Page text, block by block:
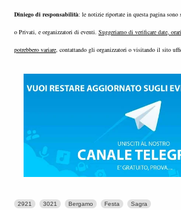
Diniego di responsabilità: le notizie riportate in questa pagina
o Privati, e organizzatori di eventi. Suggeriamo di verificare date,
potrebbero variare, contattando gli organizzatori o visitando il sito
2921 3021 Bergamo Festa Sagra